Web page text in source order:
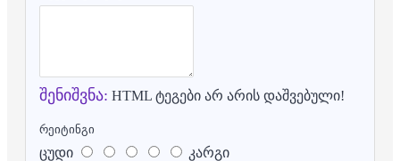
შენიშვნა: HTML ტეგები არ არის დაშვებული!
რეიტინგი
ცუდი კარგი